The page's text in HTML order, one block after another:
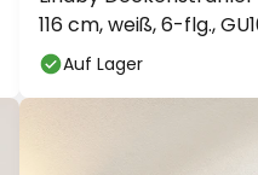
116 cm, weiß, 6-flg.,
Auf Lager